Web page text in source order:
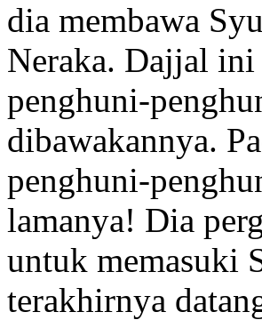
dia membawa
Neraka. Dajjal ini
penghuni-
dibawakannya.
penghuni-
lamanya! Dia
untuk memasuki
terakhirnya